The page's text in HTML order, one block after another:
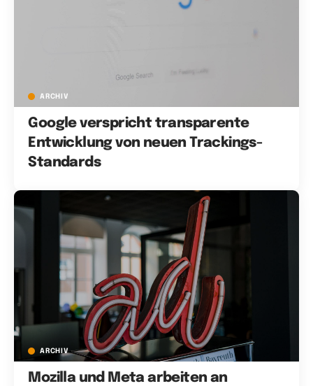
ARCHIV
Google verspricht transparente
Entwicklung von neuen Trackings-
Standards
ARCHIV
Mozilla und Meta arbeiten an